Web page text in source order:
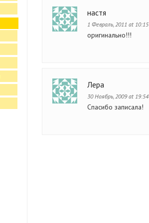
настя
1 Февраль, 2011 at 10:15
оригинально!!!
Лера
30 Ноябрь, 2009 at 19:54
Спасибо записала!